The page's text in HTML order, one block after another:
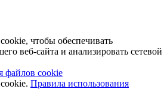
чтобы обеспечивать
веб-сайта и анализировать сетевой
файлов cookie
Правила использования